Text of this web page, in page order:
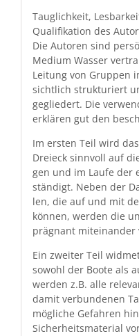
Tauglichkeit,
Qual­i­fika­tion des
Die Autoren sind
Medi­um Wass­er
Leitung von Grup­pen
sichtlich struk­turi­ert
gegliedert. Die
erk­lären gut den
Im ersten Teil wird
Dreieck sin­nvoll auf
gen und im Laufe der
ständigt. Neben der
len, die auf und mit
kön­nen, wer­den die
präg­nant miteinan­der
Ein zweit­er Teil
sowohl der Boote als
wer­den z.B. alle
damit ver­bun­de­nen
mögliche Gefahren
Sicher­heits­ma­te­r­i­al